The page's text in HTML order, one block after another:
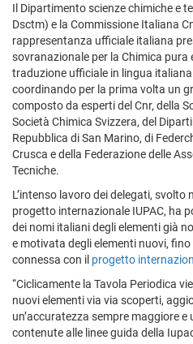
Il Dipartimento scienze chimiche e
Dsctm) e la Commissione Italiana
rappresentanza ufficiale italiana
sovranazionale per la Chimica
traduzione ufficiale in lingua
coordinando per la prima volta un
composto da esperti del Cnr, della
Società Chimica Svizzera, del
Repubblica di San Marino, di
Crusca e della Federazione delle
Tecniche.
L’intenso lavoro dei delegati, svolto
progetto internazionale IUPAC, ha
dei nomi italiani degli elementi già
e motivata degli elementi nuovi,
connessa con il progetto
“Ciclicamente la Tavola Periodica
nuovi elementi via via scoperti,
un’accuratezza sempre maggiore
contenute alle linee guida della